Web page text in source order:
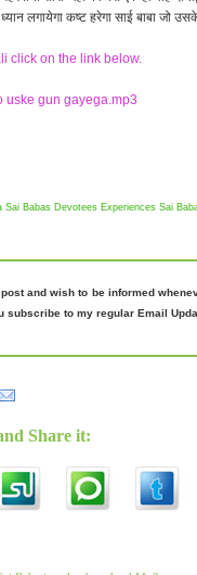
लगायेगा कष्ट हरेगा साई बाबा जो
click on the link below.
uske gun gayega.mp3
Sai Babas Devotees Experiences Sai
and wish to be informed
subscribe to my regular Email
Share it: